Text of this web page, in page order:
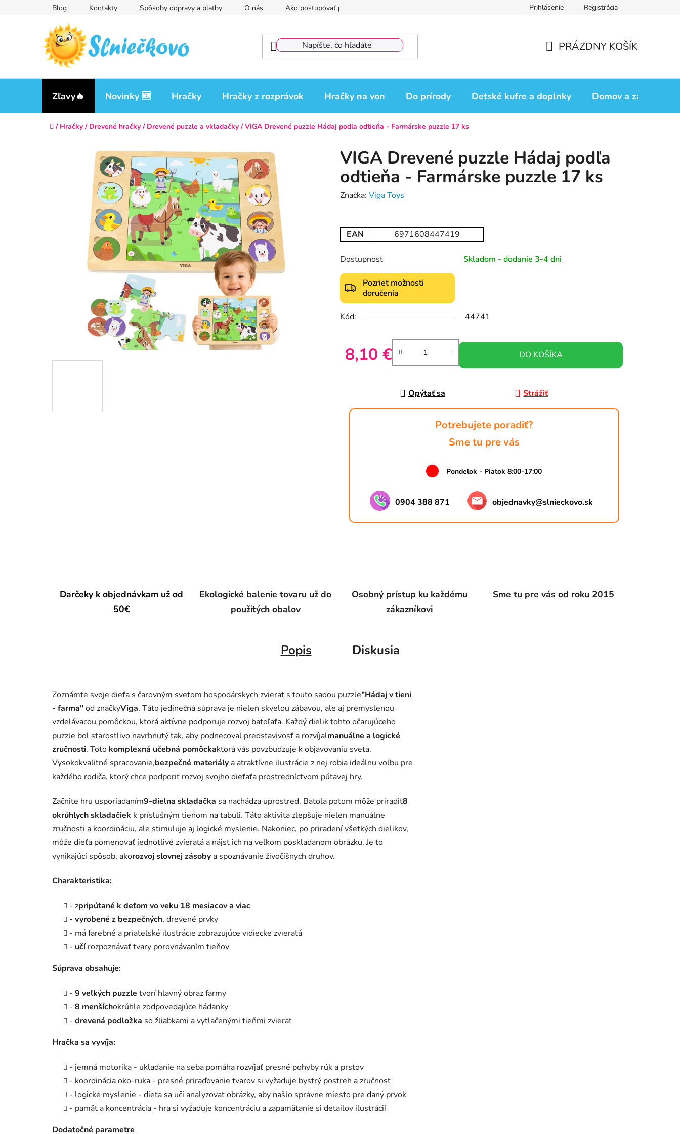
Blog Kontakty Spôsoby dopravy a platby O nás Ako postupovať pri reklamácii Vrátenie tovaru Obchodné podmienky
Prihlásenie Registrácia
KOŠÍK
PRÁZDNY KOŠÍK
Zľavy🔥 Novinky 🆕 Hračky Hračky z rozprávok Hračky na von Do prírody Detské kufre a doplnky Domov a záhrada
Domov
/ Hračky / Drevené hračky / Drevené puzzle a vkladačky / VIGA Drevené puzzle Hádaj podľa odtieňa - Farmárske puzzle 17 ks
VIGA Drevené puzzle Hádaj podľa
odtieňa - Farmárske puzzle 17 ks
Značka: Viga Toys
EAN 6971608447419
Dostupnosť Skladom - dodanie 3-4 dni
Pozrieť možnosti
doručenia
Kód: 44741
8,10 € DO KOŠÍKA
Opýtať sa Strážiť
Potrebujete poradiť?
Sme tu pre vás
Pondelok - Piatok 8:00-17:00
0904 388 871 objednavky@slnieckovo.sk
Darčeky k objednávkam už od
50€
Ekologické balenie tovaru už do
použitých obalov
Osobný prístup ku každému
zákazníkovi
Sme tu pre vás od roku 2015
Popis Diskusia
Zoznámte svoje dieťa s čarovným svetom hospodárskych zvierat s touto sadou puzzle"Hádaj v tieni
- farma"od značkyViga. Táto jedinečná súprava je nielen skvelou zábavou, ale aj premyslenou
vzdelávacou pomôckou, ktorá aktívne podporuje rozvoj batoľaťa. Každý dielik tohto očarujúceho
puzzle bol starostlivo navrhnutý tak, aby podnecoval predstavivosť a rozvíjalmanuálne a logické
zručnosti. Toto komplexná učebná pomôckaktorá vás povzbudzuje k objavovaniu sveta.
Vysokokvalitné spracovanie,bezpečné materiály a atraktívne ilustrácie z nej robia ideálnu voľbu pre
každého rodiča, ktorý chce podporiť rozvoj svojho dieťaťa prostredníctvom pútavej hry.
Začnite hru usporiadaním9-dielna skladačka sa nachádza uprostred. Batoľa potom môže priradiť8
okrúhlych skladačiek k príslušným tieňom na tabuli. Táto aktivita zlepšuje nielen manuálne
zručnosti a koordináciu, ale stimuluje aj logické myslenie. Nakoniec, po priradení všetkých dielikov,
môže dieťa pomenovať jednotlivé zvieratá a nájsť ich na veľkom poskladanom obrázku. Je to
vynikajúci spôsob, akorozvoj slovnej zásoby a spoznávanie živočíšnych druhov.
Charakteristika:
- zpripútané k deťom vo veku 18 mesiacov a viac
- vyrobené z bezpečných, drevené prvky
- má farebné a priateľské ilustrácie zobrazujúce vidiecke zvieratá
- učírozpoznávať tvary porovnávaním tieňov
Súprava obsahuje:
- 9 veľkých puzzle tvorí hlavný obraz farmy
- 8 menšíchokrúhle zodpovedajúce hádanky
- drevená podložka so žliabkami a vytlačenými tieňmi zvierat
Hračka sa vyvíja:
- jemná motorika - ukladanie na seba pomáha rozvíjať presné pohyby rúk a prstov
- koordinácia oko-ruka - presné priraďovanie tvarov si vyžaduje bystrý postreh a zručnosť
- logické myslenie - dieťa sa učí analyzovať obrázky, aby našlo správne miesto pre daný prvok
- pamäť a koncentrácia - hra si vyžaduje koncentráciu a zapamätanie si detailov ilustrácií
Dodatočné parametre